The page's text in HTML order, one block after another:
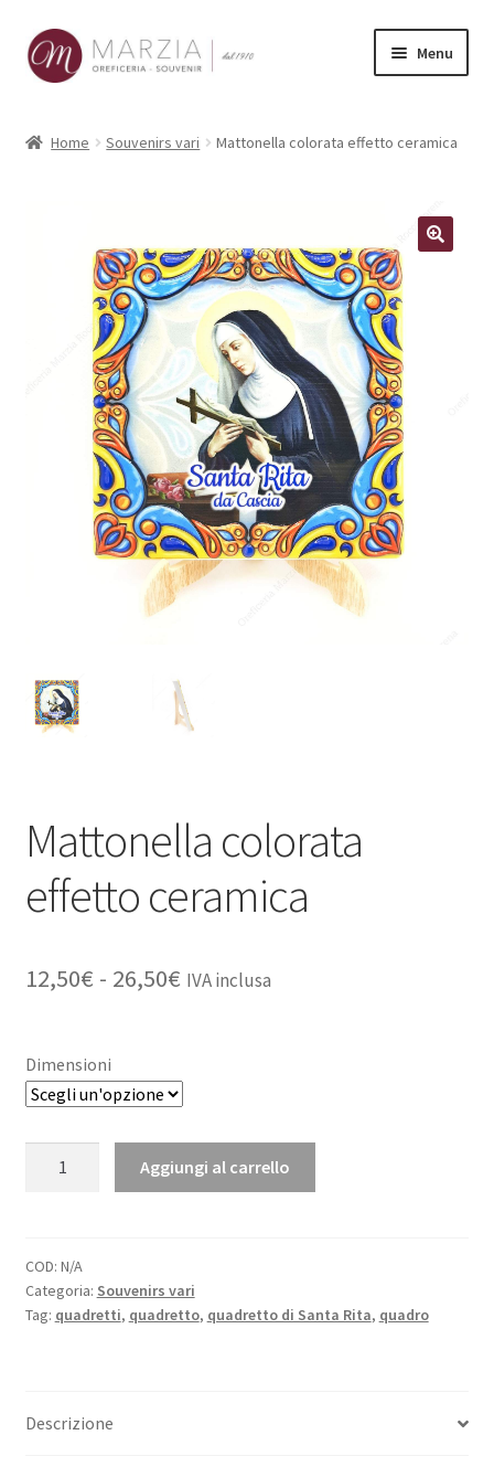
Vai
alla
Vai
al
Menu
Home Souvenirs vari Mattonella colorata effetto ceramica
Mattonella colorata
effetto ceramica
12,50€ - 26,50€Fascia
12,50€
a
IVA inclusa
Dimensioni
quantità
Aggiungi al carrello
COD: N/A
Categoria: Souvenirs vari
Tag: quadretti, quadretto, quadretto di Santa Rita, quadro
Descrizione